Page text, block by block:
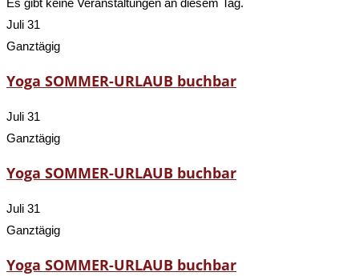
Es gibt keine Veranstaltungen an diesem Tag.
Juli 31
Ganztägig
Yoga SOMMER-URLAUB buchbar
Juli 31
Ganztägig
Yoga SOMMER-URLAUB buchbar
Juli 31
Ganztägig
Yoga SOMMER-URLAUB buchbar